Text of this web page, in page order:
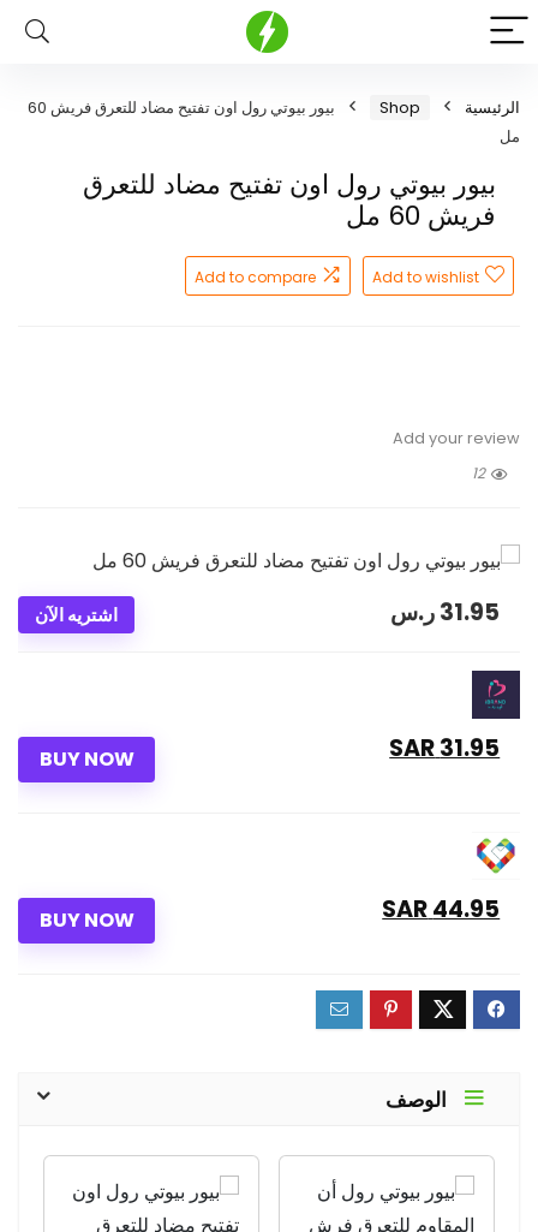
الرئيسية Shop
بيور بيوتي رول اون تفتيح مضاد للتعرق فريش 60
مل
بيور بيوتي رول اون تفتيح مضاد للتعرق
فريش 60 مل
Add to wishlist
Add to compare
Add your review
12
اشتريه الآن 31.95ر.س
BUY NOW 31.95 SAR
BUY NOW 44.95 SAR
الوصف